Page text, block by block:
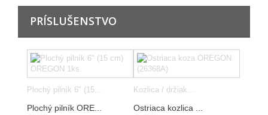
PRÍSLUŠENSTVO
Plochý pilník 6" (15...
Plochý pilník ORE...
Kozlica / držiak...
Ostriaca kozlica ...